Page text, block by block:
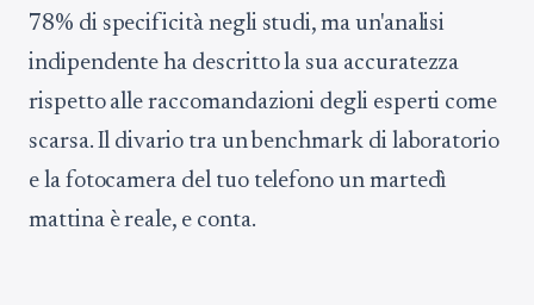
78% di specificità negli studi, ma un'analisi
indipendente ha descritto la sua accuratezza
rispetto alle raccomandazioni degli esperti come
scarsa. Il divario tra un benchmark di laboratorio
e la fotocamera del tuo telefono un martedì
mattina è reale, e conta.